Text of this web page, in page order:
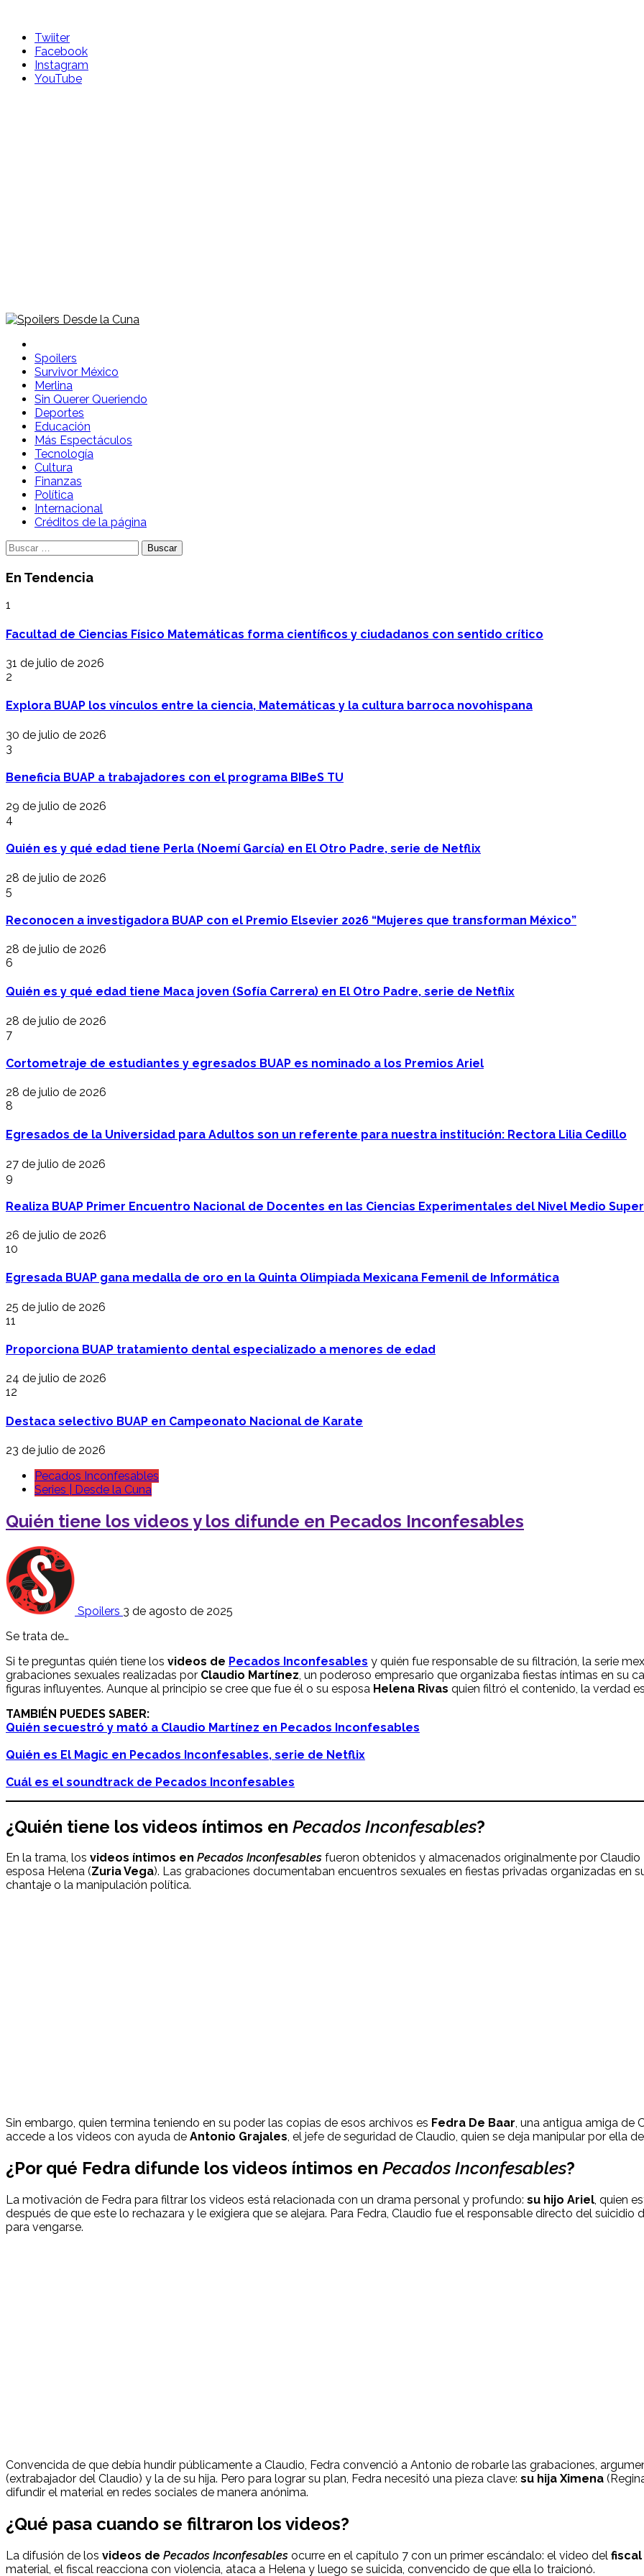
contentTwiiter
Facebook
Instagram
YouTube
Spoilers Desde la Cuna
Sitio con información sobre series, película, reality shows y telenovelas
Spoilers
Survivor México
Merlina
Sin Querer Queriendo
Deportes
Educación
Más Espectáculos
Tecnología
Cultura
Finanzas
Política
Internacional
Créditos de la página
Buscar:
En Tendencia
1
Facultad de Ciencias Físico Matemáticas forma científicos y ciudadanos con sentido crítico
31 de julio de 2026
2
Explora BUAP los vínculos entre la ciencia, Matemáticas y la cultura barroca novohispana
30 de julio de 2026
3
Beneficia BUAP a trabajadores con el programa BIBeS TU
29 de julio de 2026
4
Quién es y qué edad tiene Perla (Noemí García) en El Otro Padre, serie de Netflix
28 de julio de 2026
5
Reconocen a investigadora BUAP con el Premio Elsevier 2026 “Mujeres que transforman México”
28 de julio de 2026
6
Quién es y qué edad tiene Maca joven (Sofía Carrera) en El Otro Padre, serie de Netflix
28 de julio de 2026
7
Cortometraje de estudiantes y egresados BUAP es nominado a los Premios Ariel
28 de julio de 2026
8
Egresados de la Universidad para Adultos son un referente para nuestra institución: Rectora Lilia Cedillo
27 de julio de 2026
9
Realiza BUAP Primer Encuentro Nacional de Docentes en las Ciencias Experimentales del Nivel Medio
26 de julio de 2026
10
Egresada BUAP gana medalla de oro en la Quinta Olimpiada Mexicana Femenil de Informática
25 de julio de 2026
11
Proporciona BUAP tratamiento dental especializado a menores de edad
24 de julio de 2026
12
Destaca selectivo BUAP en Campeonato Nacional de Karate
23 de julio de 2026
Pecados Inconfesables
Series | Desde la Cuna
Quién tiene los videos y los difunde en Pecados Inconfesables
Spoilers 3 de agosto de 2025
Se trata de…
Si te preguntas quién tiene los videos de Pecados Inconfesables y quién fue responsable de su filtración, la serie
grabaciones sexuales realizadas por Claudio Martínez , un poderoso empresario que organizaba fiestas íntimas en su
figuras influyentes. Aunque al principio se cree que fue él o su esposa Helena Rivas quien filtró el contenido, la verdad
TAMBIÉN PUEDES SABER:
Quién secuestró y mató a Claudio Martínez en Pecados Inconfesables
Quién es El Magic en Pecados Inconfesables, serie de Netflix
Cuál es el soundtrack de Pecados Inconfesables
¿Quién tiene los videos íntimos en Pecados Inconfesables?
En la trama, los videos íntimos en Pecados Inconfesables fueron obtenidos y almacenados originalmente por
esposa Helena (Zuria Vega). Las grabaciones documentaban encuentros sexuales en fiestas privadas organizadas en
chantaje o la manipulación política.
Sin embargo, quien termina teniendo en su poder las copias de esos archivos es Fedra De Baar, una antigua amiga de
accede a los videos con ayuda de Antonio Grajales, el jefe de seguridad de Claudio, quien se deja manipular por ella
¿Por qué Fedra difunde los videos íntimos en Pecados Inconfesables?
La motivación de Fedra para filtrar los videos está relacionada con un drama personal y profundo: su hijo Ariel, quien
después de que este lo rechazara y le exigiera que se alejara. Para Fedra, Claudio fue el responsable directo del
para vengarse.
Convencida de que debía hundir públicamente a Claudio, Fedra convenció a Antonio de robarle las grabaciones,
(extrabajador del Claudio) y la de su hija. Pero para lograr su plan, Fedra necesitó una pieza clave: su hija Ximena
difundir el material en redes sociales de manera anónima.
¿Qué pasa cuando se filtraron los videos?
La difusión de los videos de Pecados Inconfesables ocurre en el capítulo 7 con un primer escándalo: el video del fiscal
material, el fiscal reacciona con violencia, ataca a Helena y luego se suicida, convencido de que ella lo traicionó.